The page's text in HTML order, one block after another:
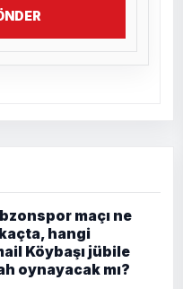
maçı ne
hangi
Köybaşı jübile
oynayacak mı?